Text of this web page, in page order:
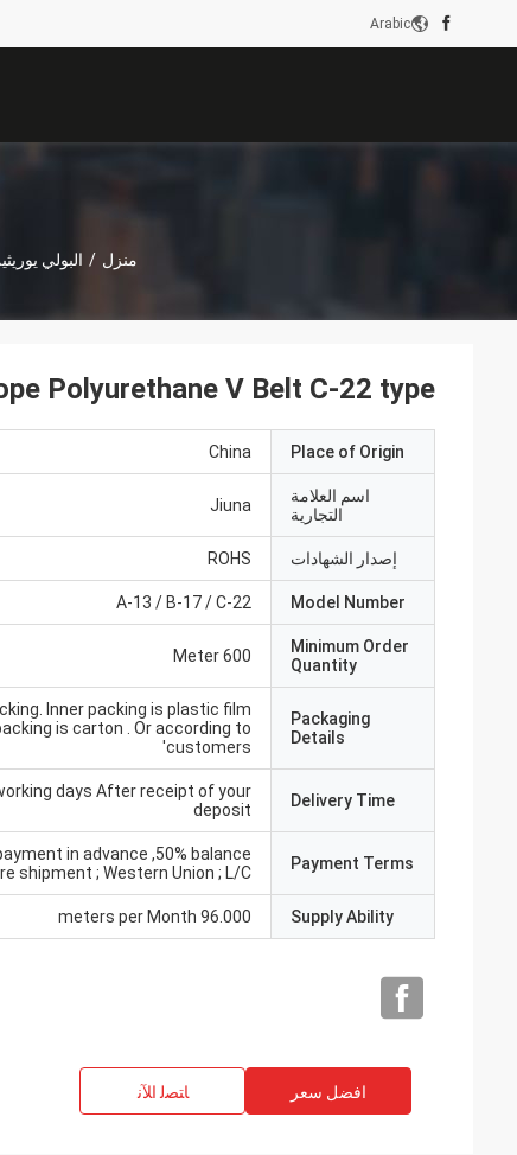
Arabic
منزل / البولي
Polyurethane V Belt C-22 type
Place of Origin
China
اسم العلامة
التجارية
Jiuna
إصدار الشهادات ROHS
Model Number
A-13 / B-17 / C-22
Minimum Order
Quantity
600 Meter
Packaging
Details
Inner packing is plastic film
is carton . Or according to
customers'
Delivery Time
days After receipt of your
deposit
Payment Terms
in advance ,50% balance
shipment ; Western Union ; L/C
Supply Ability
96.000 meters per Month
افضل سعر ﺎﺘﺼﻟ ﺍﻶﻧ